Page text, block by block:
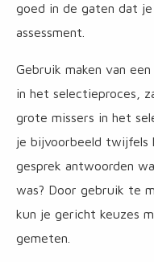
goed in de gaten dat
assessment.
Gebruik maken van
in het selectieproces,
grote missers in het
je bijvoorbeeld twijfels
gesprek antwoorden
was? Door gebruik te
kun je gericht keuzes
gemeten.